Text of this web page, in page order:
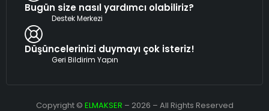
Bugün size nasıl yardımcı olabiliriz?
Destek Merkezi
Düşüncelerinizi duymayı çok isteriz!
Geri Bildirim Yapın
Copyright © ELMAKSER – 2026 – All Rights Reserved